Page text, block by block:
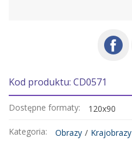
Kod produktu: CD0571
Dostępne formaty: 120x90
Kategoria: Obrazy / Krajobrazy